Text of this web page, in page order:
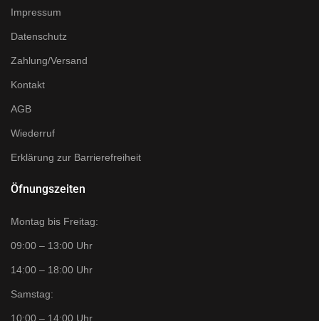
Impressum
Datenschutz
Zahlung/Versand
Kontakt
AGB
Wiederruf
Erklärung zur Barrierefreiheit
Öfnungszeiten
Montag bis Freitag:
09:00 – 13:00 Uhr
14:00 – 18:00 Uhr
Samstag:
10:00 – 14:00 Uhr